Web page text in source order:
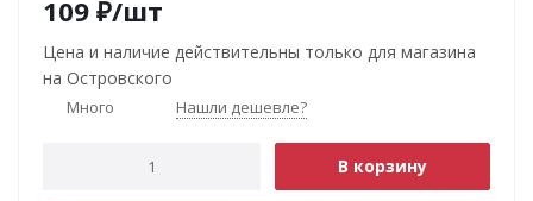
109 ₽/шт
Цена и наличие действительны только для магазина
на Островского
Много Нашли дешевле?
В корзину